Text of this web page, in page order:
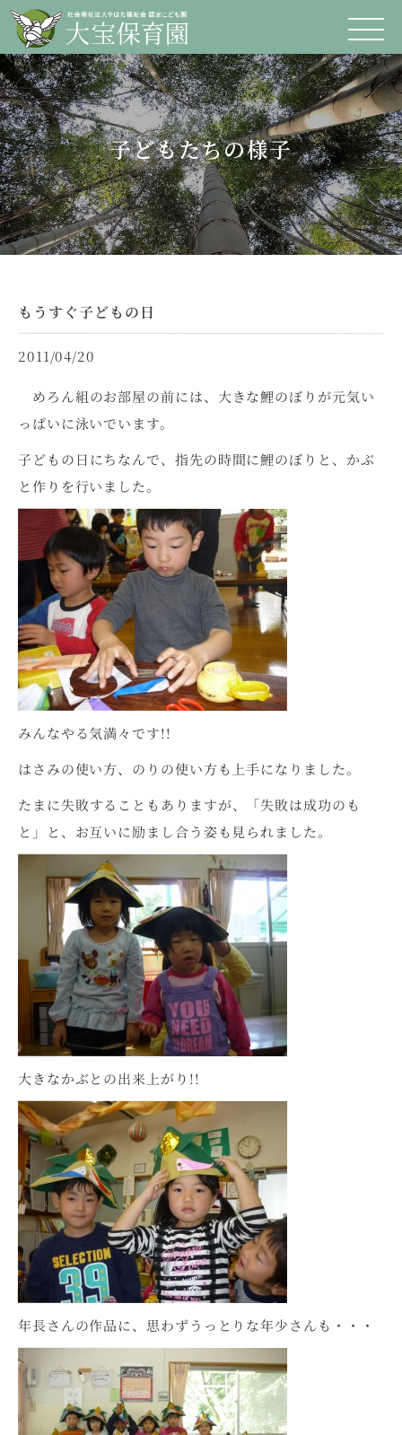
子どもたちの様子
もうすぐ子どもの日
2011/04/20
めろん組のお部屋の前には、大きな鯉のぼりが元気い
っぱいに泳いでいます。
子どもの日にちなんで、指先の時間に鯉のぼりと、かぶ
と作りを行いました。
みんなやる気満々です!!
はさみの使い方、のりの使い方も上手になりました。
たまに失敗することもありますが、「失敗は成功のも
と」と、お互いに励まし合う姿も見られました。
大きなかぶとの出来上がり!!
年長さんの作品に、思わずうっとりな年少さんも・・・